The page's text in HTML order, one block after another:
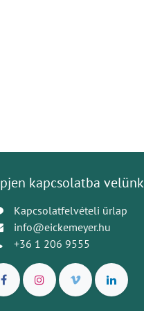
kapcsolatba velünk
Kapcsolatfelvételi űrlap
info@eickemeyer.hu
+36 1 206 9555